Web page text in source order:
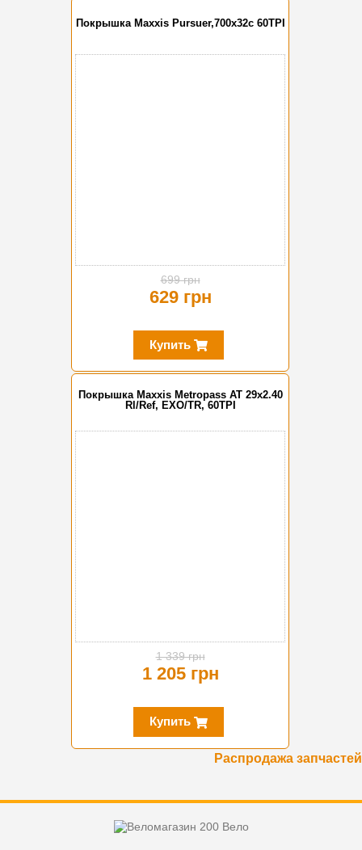
Покрышка Maxxis Pursuer,700x32c 60TPI
699 грн
629 грн
Купить
Покрышка Maxxis Metropass AT 29x2.40
Rl/Ref, EXO/TR, 60TPI
1 339 грн
1 205 грн
Купить
Распродажа запчастей